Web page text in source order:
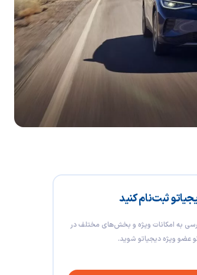
ثبت‌نام کنید
به امکانات ویژه و بخش‌های مختلف در
عضو ویژه دیجیاتو شوید.